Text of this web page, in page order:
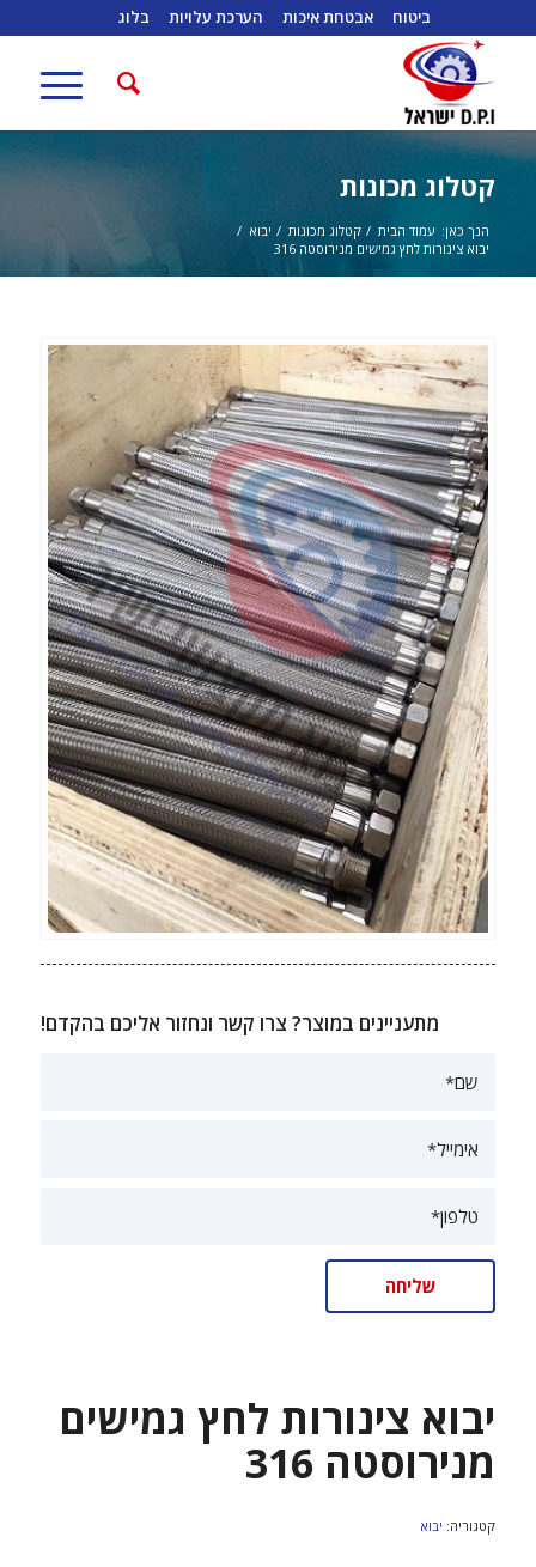
ביטוח אבטחת איכות הערכת עלויות בלוג
קטלוג מכונות
הנך כאן: עמוד הבית / קטלוג מכונות / יבוא /
יבוא צינורות לחץ גמישים מנירוסטה 316
מתעניינים במוצר? צרו קשר ונחזור אליכם בהקדם!
יבוא צינורות לחץ גמישים
מנירוסטה 316
קטגוריה: יבוא